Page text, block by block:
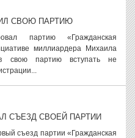
СВОЮ ПАРТИЮ
партию «Гражданская
миллиардера Михаила
свою партию вступать не
СЪЕЗД СВОЕЙ ПАРТИИ
съезд партии «Гражданская